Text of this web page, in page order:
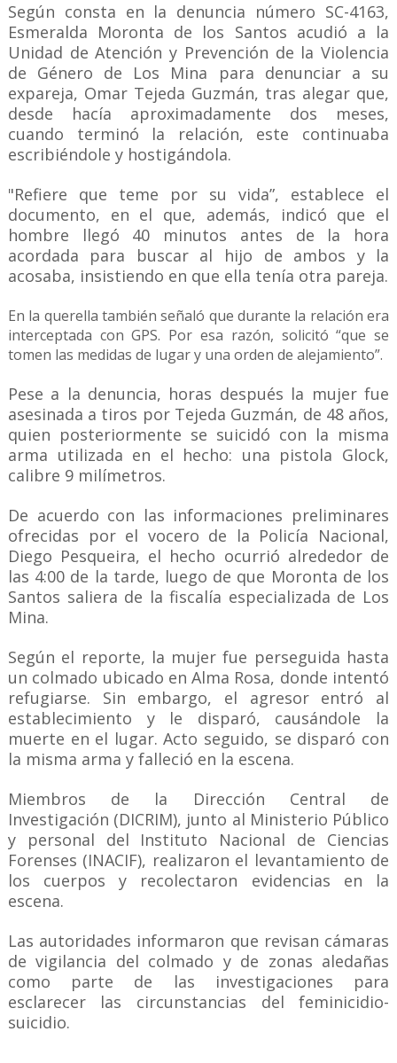
Según consta en la denuncia número SC-4163,
Esmeralda Moronta de los Santos acudió a la
Unidad de Atención y Prevención de la Violencia
de Género de Los Mina para denunciar a su
expareja, Omar Tejeda Guzmán, tras alegar que,
desde hacía aproximadamente dos meses,
cuando terminó la relación, este continuaba
escribiéndole y hostigándola.
"Refiere que teme por su vida”, establece el
documento, en el que, además, indicó que el
hombre llegó 40 minutos antes de la hora
acordada para buscar al hijo de ambos y la
acosaba, insistiendo en que ella tenía otra pareja.
En la querella también señaló que durante la relación era
interceptada con GPS. Por esa razón, solicitó “que se
tomen las medidas de lugar y una orden de alejamiento”.
Pese a la denuncia, horas después la mujer fue
asesinada a tiros por Tejeda Guzmán, de 48 años,
quien posteriormente se suicidó con la misma
arma utilizada en el hecho: una pistola Glock,
calibre 9 milímetros.
De acuerdo con las informaciones preliminares
ofrecidas por el vocero de la Policía Nacional,
Diego Pesqueira, el hecho ocurrió alrededor de
las 4:00 de la tarde, luego de que Moronta de los
Santos saliera de la fiscalía especializada de Los
Mina.
Según el reporte, la mujer fue perseguida hasta
un colmado ubicado en Alma Rosa, donde intentó
refugiarse. Sin embargo, el agresor entró al
establecimiento y le disparó, causándole la
muerte en el lugar. Acto seguido, se disparó con
la misma arma y falleció en la escena.
Miembros de la Dirección Central de
Investigación (DICRIM), junto al Ministerio Público
y personal del Instituto Nacional de Ciencias
Forenses (INACIF), realizaron el levantamiento de
los cuerpos y recolectaron evidencias en la
escena.
Las autoridades informaron que revisan cámaras
de vigilancia del colmado y de zonas aledañas
como parte de las investigaciones para
esclarecer las circunstancias del feminicidio-
suicidio.